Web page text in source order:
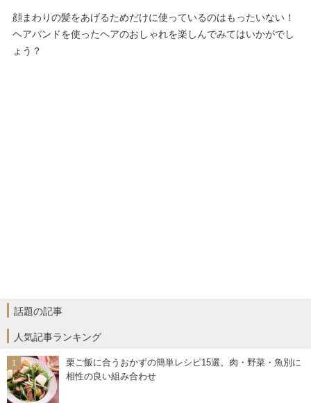
顔まわりの髪をあげるためだけに使っているのはもったいない！
ヘアバンドを使ったヘアのおしゃれを楽しんでみてはいかがでし
ょう？
話題の記事
人気記事ランキング
栗ご飯に合うおかずの簡単レシピ15選。肉・野菜・魚別に
相性の良い組み合わせ